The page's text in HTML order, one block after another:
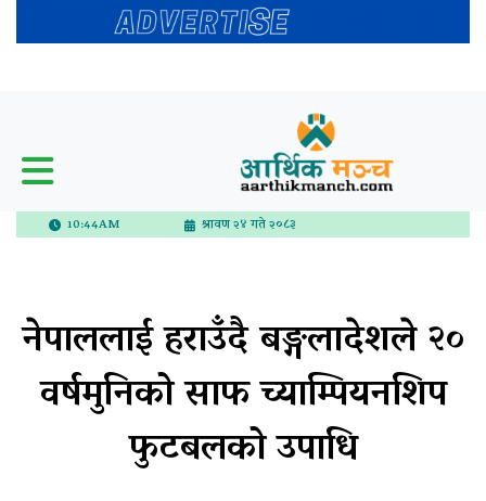
10:44AM श्रावण २४ गते २०८३
नेपाललाई हराउँदै बङ्गलादेशले २०
वर्षमुनिको साफ च्याम्पियनशिप
फुटबलको उपाधि